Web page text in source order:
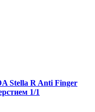
Stella R Anti Finger
1/1